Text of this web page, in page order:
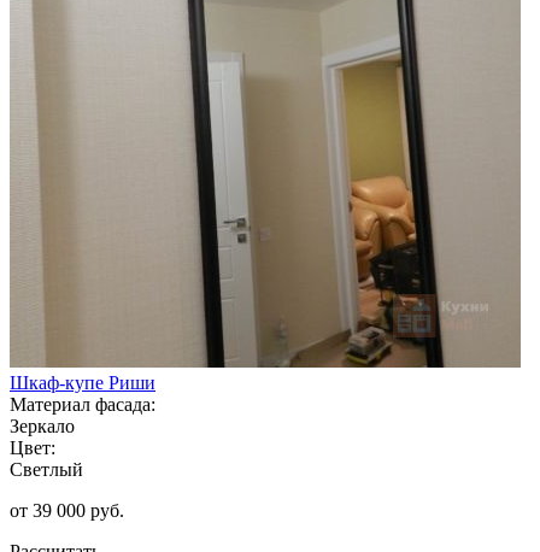
Шкаф-купе Риши
Материал фасада:
Зеркало
Цвет:
Светлый
от 39 000 руб.